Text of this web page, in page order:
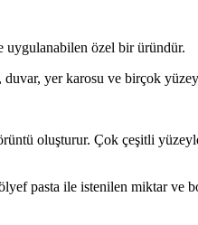
uygulanabilen özel bir üründür.
yer karosu ve birçok
oluşturur. Çok çeşitli
pasta ile istenilen miktar